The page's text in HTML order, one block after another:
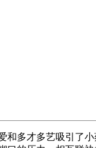
多才多艺吸引了小